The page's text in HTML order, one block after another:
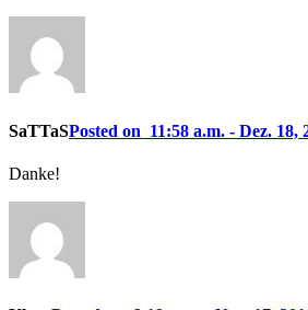
SaTTaSPosted on 11:58 a.m. - Dez. 18,
Danke!